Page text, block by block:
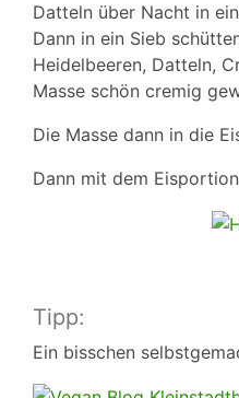
Datteln über Nacht in
Dann in ein Sieb
Heidelbeeren, Datteln,
Masse schön cremig
Die Masse dann in die
Dann mit dem
Tipp:
Ein bisschen